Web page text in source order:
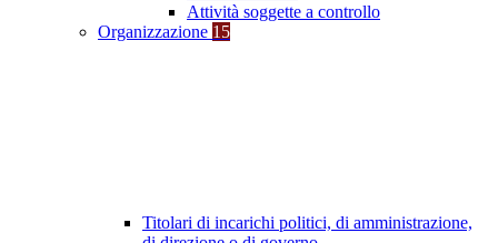
Attività soggette a controllo
Organizzazione 15
Titolari di incarichi politici, di amministrazione,